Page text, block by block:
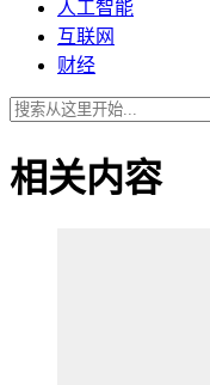
人工智能
互联网
财经
相关内容